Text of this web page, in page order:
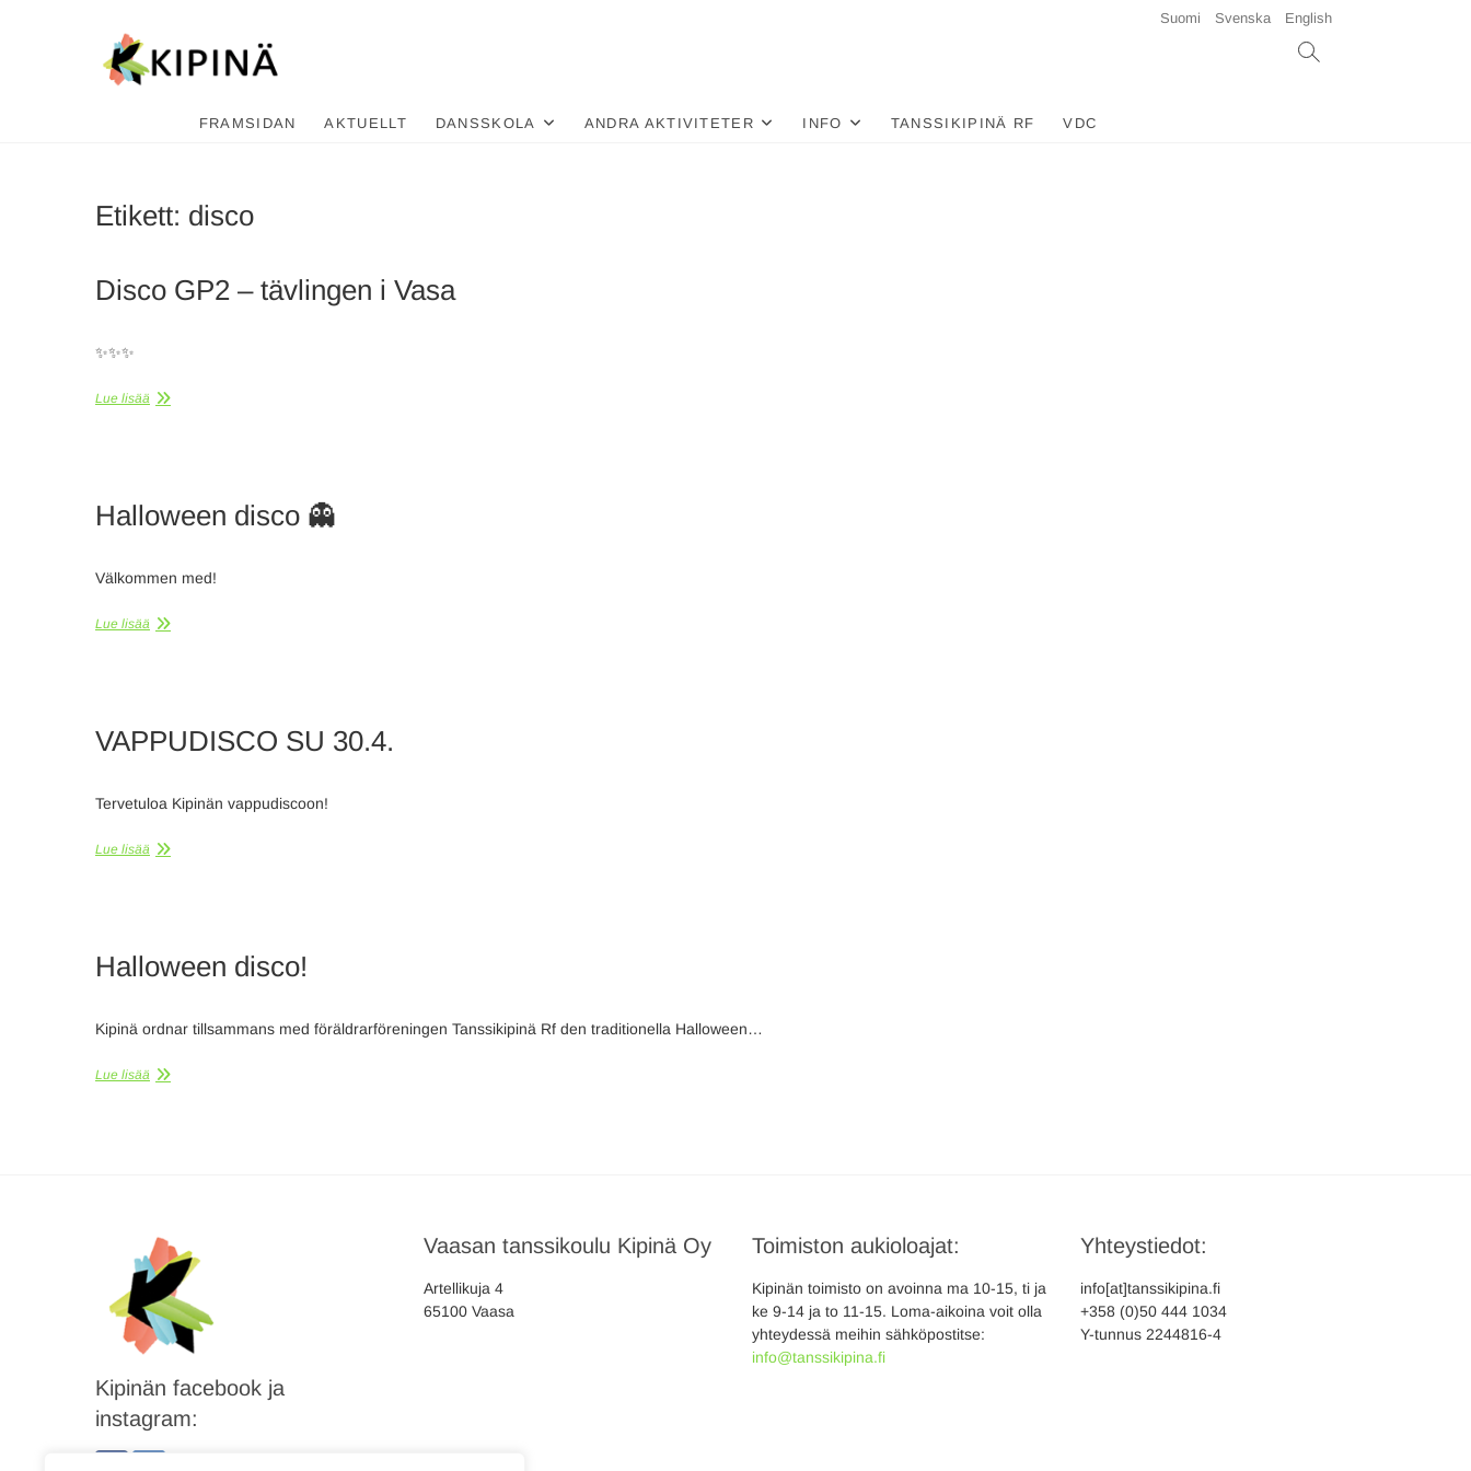
Suomi Svenska English
FRAMSIDAN AKTUELLT DANSSKOLA ANDRA AKTIVITETER INFO TANSSIKIPINÄ RF VDC
Etikett: disco
Disco GP2 – tävlingen i Vasa
✨✨✨
Lue lisää
Halloween disco 👻
Välkommen med!
Lue lisää
VAPPUDISCO SU 30.4.
Tervetuloa Kipinän vappudiscoon!
Lue lisää
Halloween disco!
Kipinä ordnar tillsammans med föräldrarföreningen Tanssikipinä Rf den traditionella Halloween…
Lue lisää
Kipinän facebook ja
instagram:
Vaasan tanssikoulu Kipinä Oy
Artellikuja 4
65100 Vaasa
Toimiston aukioloajat:
Kipinän toimisto on avoinna ma 10-15, ti ja
ke 9-14 ja to 11-15. Loma-aikoina voit olla
yhteydessä meihin sähköpostitse:
info@tanssikipina.fi
Yhteystiedot:
info[at]tanssikipina.fi
+358 (0)50 444 1034
Y-tunnus 2244816-4